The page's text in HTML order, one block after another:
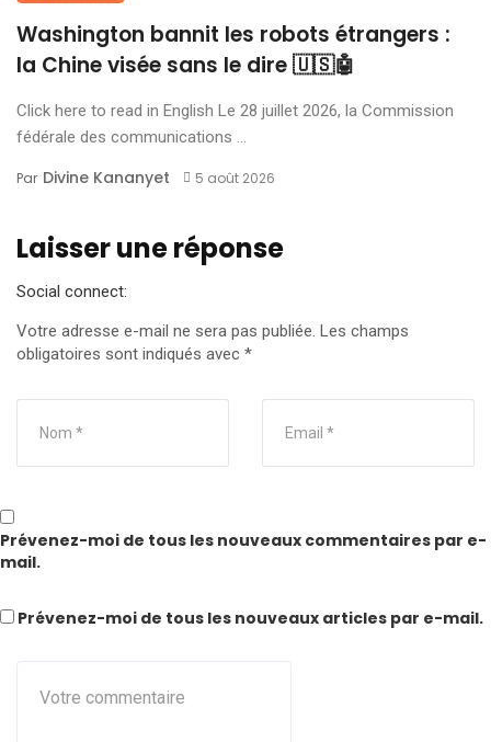
Washington bannit les robots étrangers :
la Chine visée sans le dire 🇺🇸🤖
Click here to read in English Le 28 juillet 2026, la Commission
fédérale des communications ...
Par Divine Kananyet 5 août 2026
Laisser une réponse
Social connect:
Votre adresse e-mail ne sera pas publiée. Les champs
obligatoires sont indiqués avec *
Prévenez-moi de tous les nouveaux commentaires par e-
mail.
Prévenez-moi de tous les nouveaux articles par e-mail.